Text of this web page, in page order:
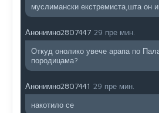
муслимански екстремиста,шта он
Анонимно2807447 29 пре мин.
Откуд онолико увече арапа по
породицама?
Анонимно2807441 29 пре мин.
накотило се